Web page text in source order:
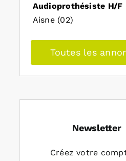
Audioprothésiste H/F
Aisne (02)
Toutes les
Newsletter
Créez votre